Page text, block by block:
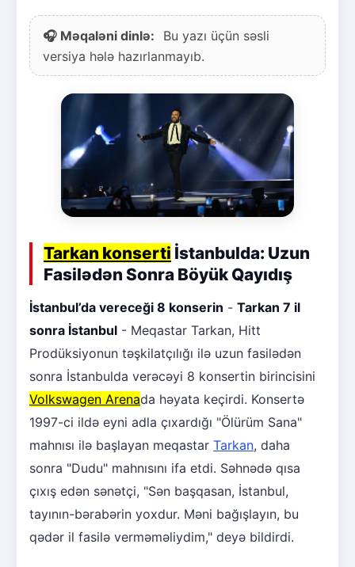
🎧 Məqaləni dinlə:
Bu yazı üçün səsli
versiya hələ hazırlanmayıb.
Tarkan konserti İstanbulda: Uzun
Fasilədən Sonra Böyük Qayıdış
İstanbul’da vereceği 8 konserin - Tarkan 7 il
sonra İstanbul - Meqastar Tarkan, Hitt
Prodüksiyonun təşkilatçılığı ilə uzun fasilədən
sonra İstanbulda verəcəyi 8 konsertin birincisini
Volkswagen Arenada həyata keçirdi. Konsertə
1997-ci ildə eyni adla çıxardığı "Ölürüm Sana"
mahnısı ilə başlayan meqastar Tarkan, daha
sonra "Dudu" mahnısını ifa etdi. Səhnədə qısa
çıxış edən sənətçi, "Sən başqasan, İstanbul,
tayının-bərabərin yoxdur. Məni bağışlayın, bu
qədər il fasilə verməməliydim," deyə bildirdi.